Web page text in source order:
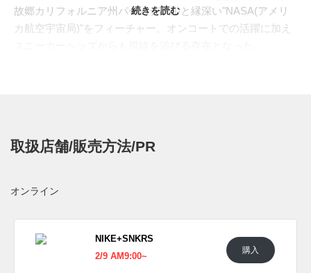
故郷カリフォルニア州パームデールと縁深い"NASA(アメリ
カ航空宇宙局)"をフィーチャー。オンコートでの活躍に加え
る美しいスカイブルーとヒールパーツのイエロー、レッド
国内では2019年2月1日発売予定。価格16,740円(税込)。
続きを読む
取扱店舗/販売方法/PR
オンライン
NIKE+SNKRS
2/9 AM9:00~
購入